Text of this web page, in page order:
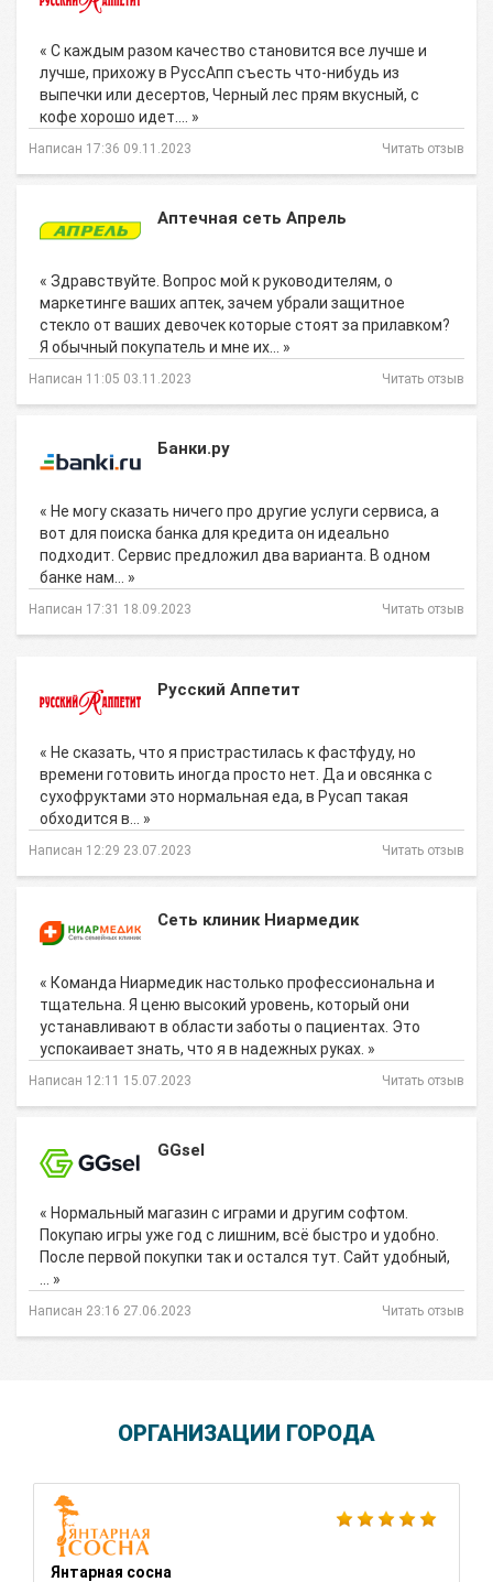
« С каждым разом качество становится все лучше и
лучше, прихожу в РуссАпп съесть что-нибудь из
выпечки или десертов, Черный лес прям вкусный, с
кофе хорошо идет.… »
Написан 17:36 09.11.2023 Читать отзыв
Аптечная сеть Апрель
« Здравствуйте. Вопрос мой к руководителям, о
маркетинге ваших аптек, зачем убрали защитное
стекло от ваших девочек которые стоят за прилавком?
Я обычный покупатель и мне их… »
Написан 11:05 03.11.2023 Читать отзыв
Банки.ру
« Не могу сказать ничего про другие услуги сервиса, а
вот для поиска банка для кредита он идеально
подходит. Сервис предложил два варианта. В одном
банке нам… »
Написан 17:31 18.09.2023 Читать отзыв
Русский Аппетит
« Не сказать, что я пристрастилась к фастфуду, но
времени готовить иногда просто нет. Да и овсянка с
сухофруктами это нормальная еда, в Русап такая
обходится в… »
Написан 12:29 23.07.2023 Читать отзыв
Сеть клиник Ниармедик
« Команда Ниармедик настолько профессиональна и
тщательна. Я ценю высокий уровень, который они
устанавливают в области заботы о пациентах. Это
успокаивает знать, что я в надежных руках. »
Написан 12:11 15.07.2023 Читать отзыв
GGsel
« Нормальный магазин с играми и другим софтом.
Покупаю игры уже год с лишним, всё быстро и удобно.
После первой покупки так и остался тут. Сайт удобный,
… »
Написан 23:16 27.06.2023 Читать отзыв
ОРГАНИЗАЦИИ ГОРОДА
Янтарная сосна